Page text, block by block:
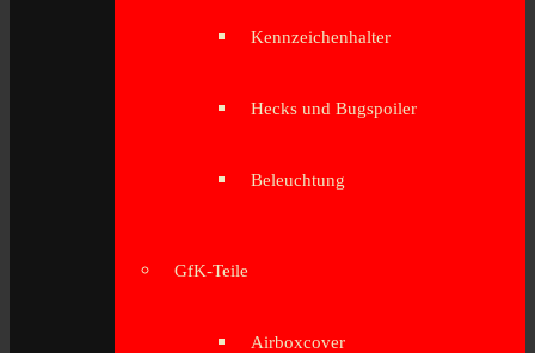
Kennzeichenhalter
Hecks und Bugspoiler
Beleuchtung
GfK-Teile
Airboxcover